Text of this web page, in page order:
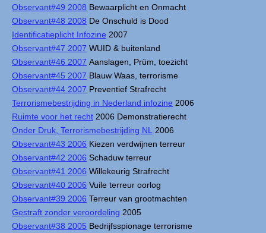
Observant#49 2008 Bewaarplicht en Onmacht
Observant#48 2008 De Onschuld is Dood
Identificatieplicht Infozine 2007
Observant#47 2007 WUID & buitenland
Observant#46 2007 Aanslagen, Prüm, toezicht
Observant#45 2007 Blauw Waas, terrorisme
Observant#44 2007 Preventief Strafrecht
Terrorismebestrijding in Nederland infozine 2006
Ruimte voor het recht 2006 Demonstratierecht
Onder Druk, Terrorismebestrijding NL
2006
Observant#43 2006 Kiezen verdwijnen terreur
Observant#42 2006 Schaduw terreur
Observant#41 2006 Willekeurig Strafrecht
Observant#40 2006 Vuile terreur oorlog
Observant#39 2006 Terreur van grootmachten
Gestraft zonder veroordeling 2005
Observant#38 2005 Bedrijfsspionage terrorisme